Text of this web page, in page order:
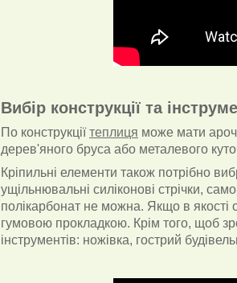
Вибір конструкції та
По конструкціїтеплиця може мати
дерев'яного бруса або металевого
Кріпильні елементи також потрібно
ущільнювальні силіконові стрічки,
полікарбонат не можна. Якщо в якості
гумовою прокладкою. Крім того, щоб
інструментів: ножівка, гострий